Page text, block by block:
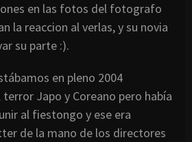
en las fotos del fotografo
la reaccion al verlas, y su novia
su parte :).
en pleno 2004
Japo y Coreano pero había
al fiestongo y ese era
de la mano de los directores